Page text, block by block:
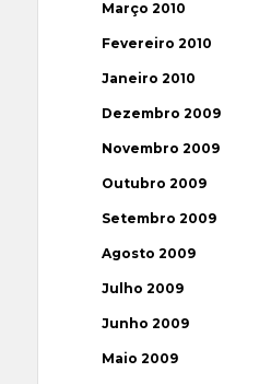
Março 2010
Fevereiro 2010
Janeiro 2010
Dezembro 2009
Novembro 2009
Outubro 2009
Setembro 2009
Agosto 2009
Julho 2009
Junho 2009
Maio 2009